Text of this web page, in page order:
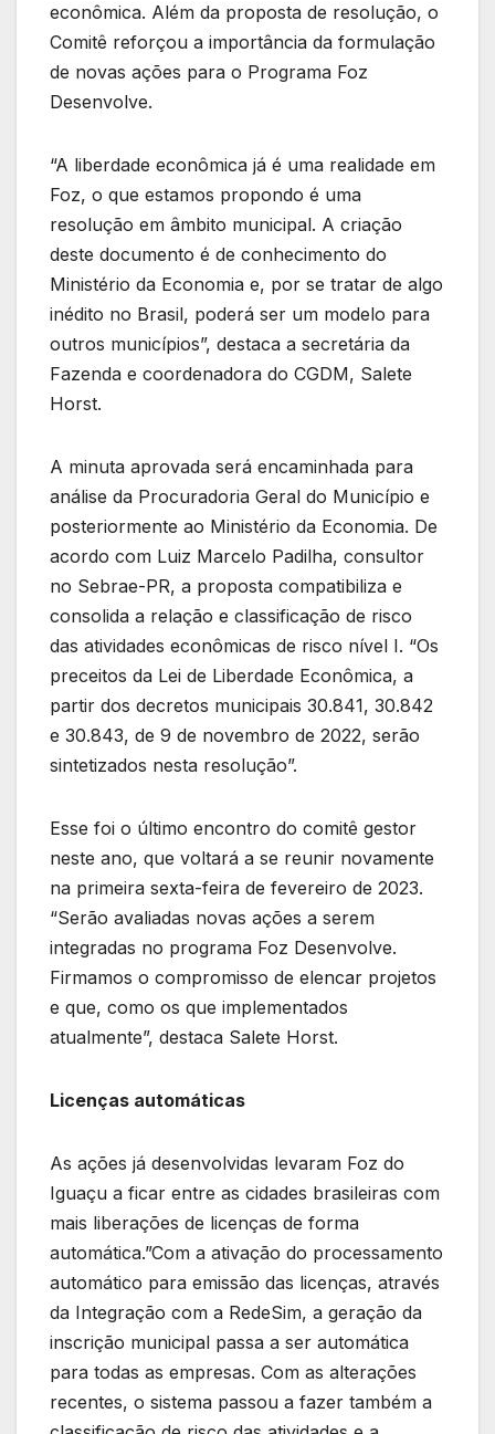
econômica. Além da proposta de resolução, o
Comitê reforçou a importância da formulação
de novas ações para o Programa Foz
Desenvolve.
“A liberdade econômica já é uma realidade em
Foz, o que estamos propondo é uma
resolução em âmbito municipal. A criação
deste documento é de conhecimento do
Ministério da Economia e, por se tratar de algo
inédito no Brasil, poderá ser um modelo para
outros municípios”, destaca a secretária da
Fazenda e coordenadora do CGDM, Salete
Horst.
A minuta aprovada será encaminhada para
análise da Procuradoria Geral do Município e
posteriormente ao Ministério da Economia. De
acordo com Luiz Marcelo Padilha, consultor
no Sebrae-PR, a proposta compatibiliza e
consolida a relação e classificação de risco
das atividades econômicas de risco nível I. “Os
preceitos da Lei de Liberdade Econômica, a
partir dos decretos municipais 30.841, 30.842
e 30.843, de 9 de novembro de 2022, serão
sintetizados nesta resolução”.
Esse foi o último encontro do comitê gestor
neste ano, que voltará a se reunir novamente
na primeira sexta-feira de fevereiro de 2023.
“Serão avaliadas novas ações a serem
integradas no programa Foz Desenvolve.
Firmamos o compromisso de elencar projetos
e que, como os que implementados
atualmente”, destaca Salete Horst.
Licenças automáticas
As ações já desenvolvidas levaram Foz do
Iguaçu a ficar entre as cidades brasileiras com
mais liberações de licenças de forma
automática.”Com a ativação do processamento
automático para emissão das licenças, através
da Integração com a RedeSim, a geração da
inscrição municipal passa a ser automática
para todas as empresas. Com as alterações
recentes, o sistema passou a fazer também a